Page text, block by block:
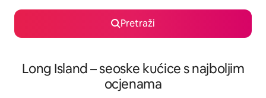
Pretraži
Long Island – seoske kućice s najboljim
ocjenama